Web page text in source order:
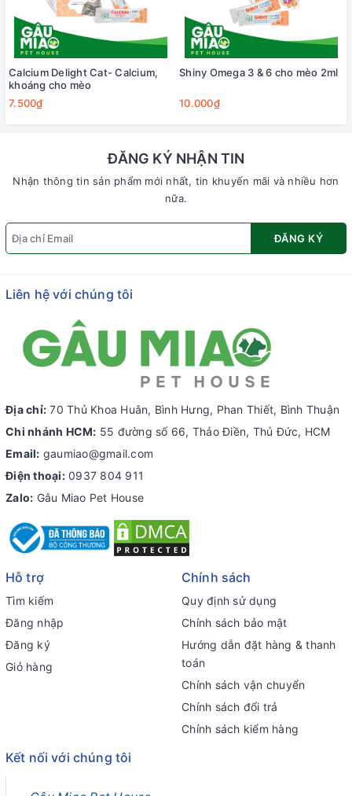
Calcium Delight Cat- Calcium,
khoáng cho mèo
7.500₫
Shiny Omega 3 & 6 cho mèo 2ml
10.000₫
ĐĂNG KÝ NHẬN TIN
Nhận thông tin sản phẩm mới nhất, tin khuyến mãi và nhiều hơn
nữa.
ĐĂNG KÝ
Liên hệ với chúng tôi
Địa chỉ: 70 Thủ Khoa Huân, Bình Hưng, Phan Thiết, Bình Thuận
Chi nhánh HCM: 55 đường số 66, Thảo Điền, Thủ Đức, HCM
Email: gaumiao@gmail.com
Điện thoại: 0937 804 911
Zalo: Gâu Miao Pet House
Hỗ trợ
Tìm kiếm
Đăng nhập
Đăng ký
Giỏ hàng
Chính sách
Quy định sử dụng
Chính sách bảo mật
Hướng dẫn đặt hàng & thanh
toán
Chính sách vận chuyển
Chính sách đổi trả
Chính sách kiểm hàng
Kết nối với chúng tôi